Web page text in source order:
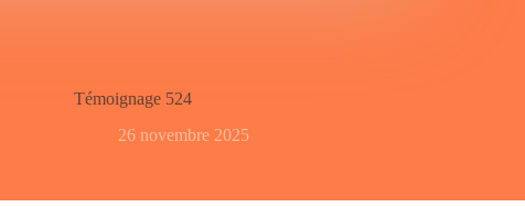
Témoignage 524
26 novembre 2025